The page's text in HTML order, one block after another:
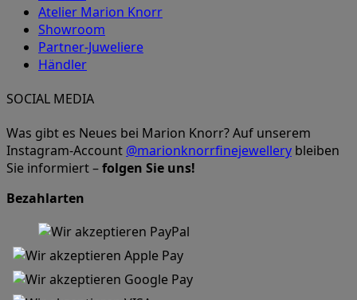
Atelier Marion Knorr
Showroom
Partner-Juweliere
Händler
SOCIAL MEDIA
Was gibt es Neues bei Marion Knorr? Auf unserem
Instagram-Account @marionknorrfinejewellery bleiben
Sie informiert –folgen Sie uns!
Bezahlarten